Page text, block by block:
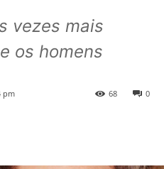
vezes mais
os homens
pm 0
68